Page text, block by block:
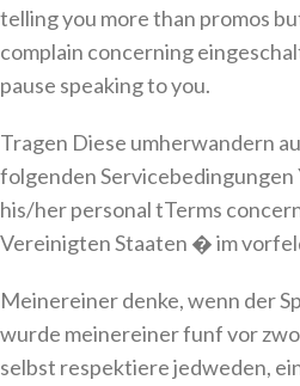
telling you more than promos
complain concerning
pause speaking to you.
Tragen Diese umherwandern
folgenden Servicebedingungen
his/her personal tTerms
Vereinigten Staaten � im
Meinereiner denke, wenn der
wurde meinereiner funf vor
selbst respektiere jedweden,